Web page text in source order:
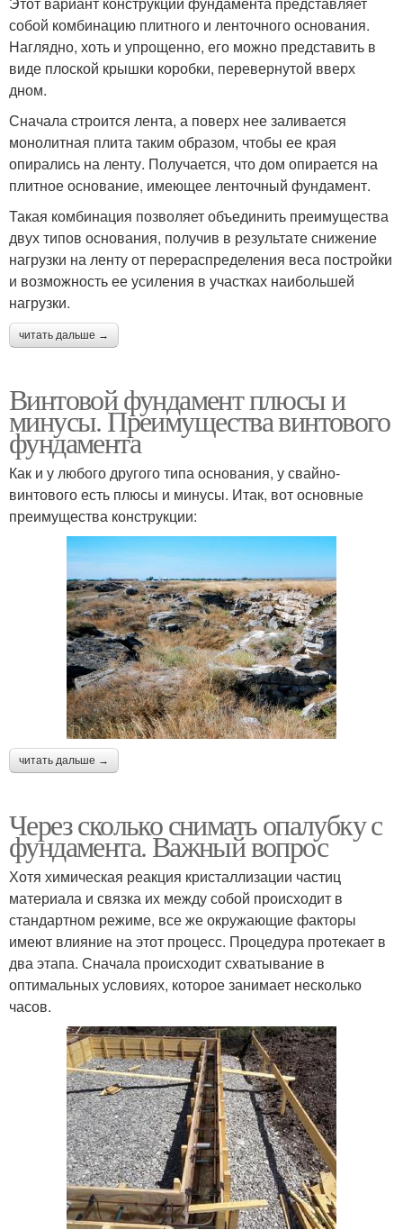
собой комбинацию плитного и ленточного основания.
Наглядно, хоть и упрощенно, его можно представить в
виде плоской крышки коробки, перевернутой вверх
дном.
Сначала строится лента, а поверх нее заливается
монолитная плита таким образом, чтобы ее края
опирались на ленту. Получается, что дом опирается на
плитное основание, имеющее ленточный фундамент.
Такая комбинация позволяет объединить преимущества
двух типов основания, получив в результате снижение
нагрузки на ленту от перераспределения веса постройки
и возможность ее усиления в участках наибольшей
нагрузки.
читать дальше →
Винтовой фундамент плюсы и
минусы. Преимущества винтового
фундамента
Как и у любого другого типа основания, у свайно-
винтового есть плюсы и минусы. Итак, вот основные
преимущества конструкции:
читать дальше →
Через сколько снимать опалубку с
фундамента. Важный вопрос
Хотя химическая реакция кристаллизации частиц
материала и связка их между собой происходит в
стандартном режиме, все же окружающие факторы
имеют влияние на этот процесс. Процедура протекает в
два этапа. Сначала происходит схватывание в
оптимальных условиях, которое занимает несколько
часов.